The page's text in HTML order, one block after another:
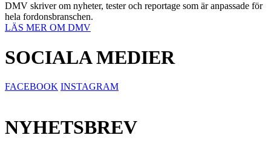
DMV skriver om nyheter, tester och reportage som är anpassade för
hela fordonsbranschen.
LÄS MER OM DMV
SOCIALA MEDIER
FACEBOOK INSTAGRAM
NYHETSBREV